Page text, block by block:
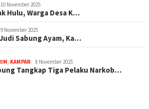
10 November 2025
Hulu, Warga Desa K…
9 November 2025
Sabung Ayam, Ka…
, KAMPAR 8 November 2025
Tangkap Tiga Pelaku Narkob…